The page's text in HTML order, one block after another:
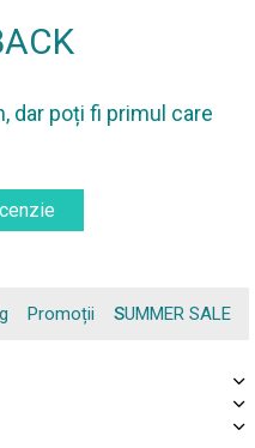
dar poți fi primul care
Promoții SUMMER SALE